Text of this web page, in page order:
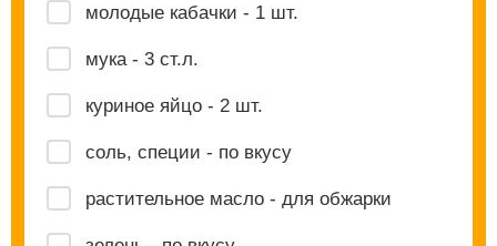
молодые кабачки - 1 шт.
мука - 3 ст.л.
куриное яйцо - 2 шт.
соль, специи - по вкусу
растительное масло - для обжарки